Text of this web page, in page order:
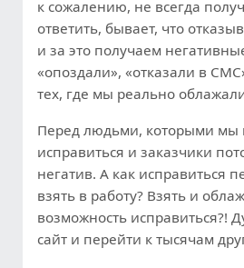
к сожалению, не всегда
ответить, бывает, что
и за это получаем
«опоздали», «отказали в
тех, где мы реально
Перед людьми, которыми мы
исправиться и заказчики
негатив. А как исправиться
взять в работу? Взять и
возможность исправиться?!
сайт и перейти к тысячам